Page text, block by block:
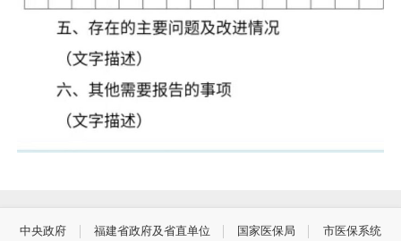
中央政府 福建省政府及省直单位 国家医保局 市医保系统